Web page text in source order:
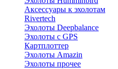
Аксессуары к эхолотам
Rivertech
Эхолоты Deepbalance
Эхолоты с GPS
Картплоттер
Эхолоты Amazin
Эхолоты прочее